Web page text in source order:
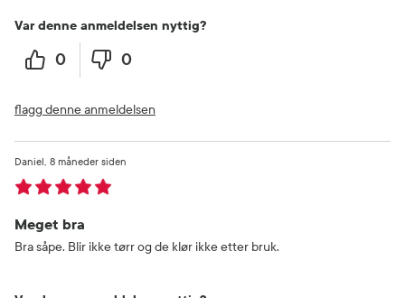
Var denne anmeldelsen nyttig?
0 0
flagg denne anmeldelsen
Meget bra
8 måneder siden
Daniel
Bra såpe. Blir ikke tørr og de klør ikke etter bruk.